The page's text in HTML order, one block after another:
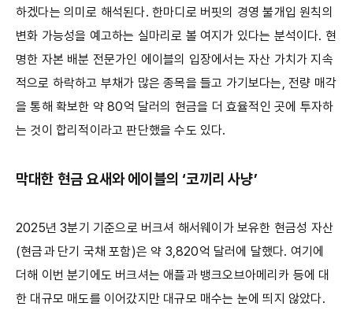
하겠다는 의미로 해석된다. 한마디로 버핏의 경영 불개입 원칙의
변화 가능성을 예고하는 실마리로 볼 여지가 있다는 분석이다. 현
명한 자본 배분 전문가인 에이블의 입장에서는 자산 가치가 지속
적으로 하락하고 부채가 많은 종목을 들고 가기보다는, 전량 매각
을 통해 확보한 약 80억 달러의 현금을 더 효율적인 곳에 투자하
는 것이 합리적이라고 판단했을 수도 있다.
막대한 현금 요새와 에이블의 ‘코끼리 사냥’
2025년 3분기 기준으로 버크셔 해서웨이가 보유한 현금성 자산
(현금과 단기 국채 포함)은 약 3,820억 달러에 달했다. 여기에
더해 이번 분기에도 버크셔는 애플과 뱅크오브아메리카 등에 대
한 대규모 매도를 이어갔지만 대규모 매수는 눈에 띄지 않았다.